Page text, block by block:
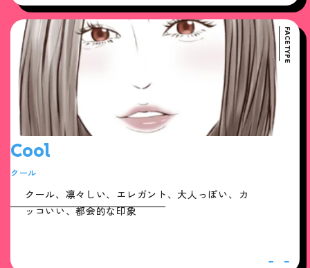
Cool
クール
クール、凛々しい、エレガント、大人っぽい、カ
ッコいい、都会的な印象
FACE TYPE